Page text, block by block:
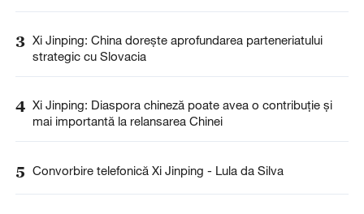
3 Xi Jinping: China dorește aprofundarea parteneriatului
strategic cu Slovacia
4 Xi Jinping: Diaspora chineză poate avea o contribuție și
mai importantă la relansarea Chinei
5 Convorbire telefonică Xi Jinping - Lula da Silva